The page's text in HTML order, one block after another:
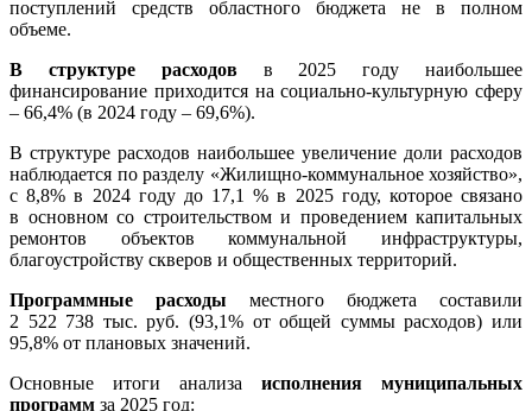
поступлений средств областного бюджета не в полном
объеме.
В структуре расходовв 2025 году наибольшее
финансирование приходится на социально-культурную сферу
– 66,4% (в 2024 году – 69,6%).
В структуре расходов наибольшее увеличение доли расходов
наблюдается по разделу «Жилищно-коммунальное хозяйство»,
с 8,8% в 2024 году до 17,1 % в 2025 году, которое связано
в основном со строительством и проведением капитальных
ремонтов объектов коммунальной инфраструктуры,
благоустройству скверов и общественных территорий.
Программные расходы местного бюджета составили
2 522 738 тыс. руб. (93,1% от общей суммы расходов) или
95,8% от плановых значений.
Основные итоги анализа исполнения муниципальных
программ за 2025 год: